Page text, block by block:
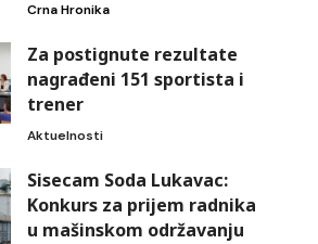
Crna Hronika
Za postignute rezultate
nagrađeni 151 sportista i
trener
Aktuelnosti
Sisecam Soda Lukavac:
Konkurs za prijem radnika
u mašinskom održavanju